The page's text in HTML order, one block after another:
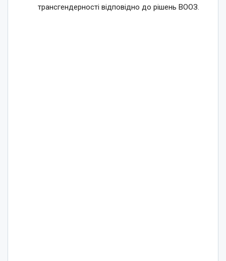
трансгендерності відповідно до рішень ВООЗ.